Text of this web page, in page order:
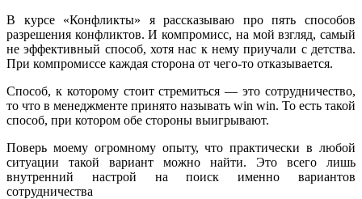
В курсе «Конфликты» я рассказываю про пять способов
разрешения конфликтов. И компромисс, на мой взгляд, самый
не эффективный способ, хотя нас к нему приучали с детства.
При компромиссе каждая сторона от чего-то отказывается.
Способ, к которому стоит стремиться — это сотрудничество,
то что в менеджменте принято называть win win. То есть такой
способ, при котором обе стороны выигрывают.
Поверь моему огромному опыту, что практически в любой
ситуации такой вариант можно найти. Это всего лишь
внутренний настрой на поиск именно вариантов
сотрудничества